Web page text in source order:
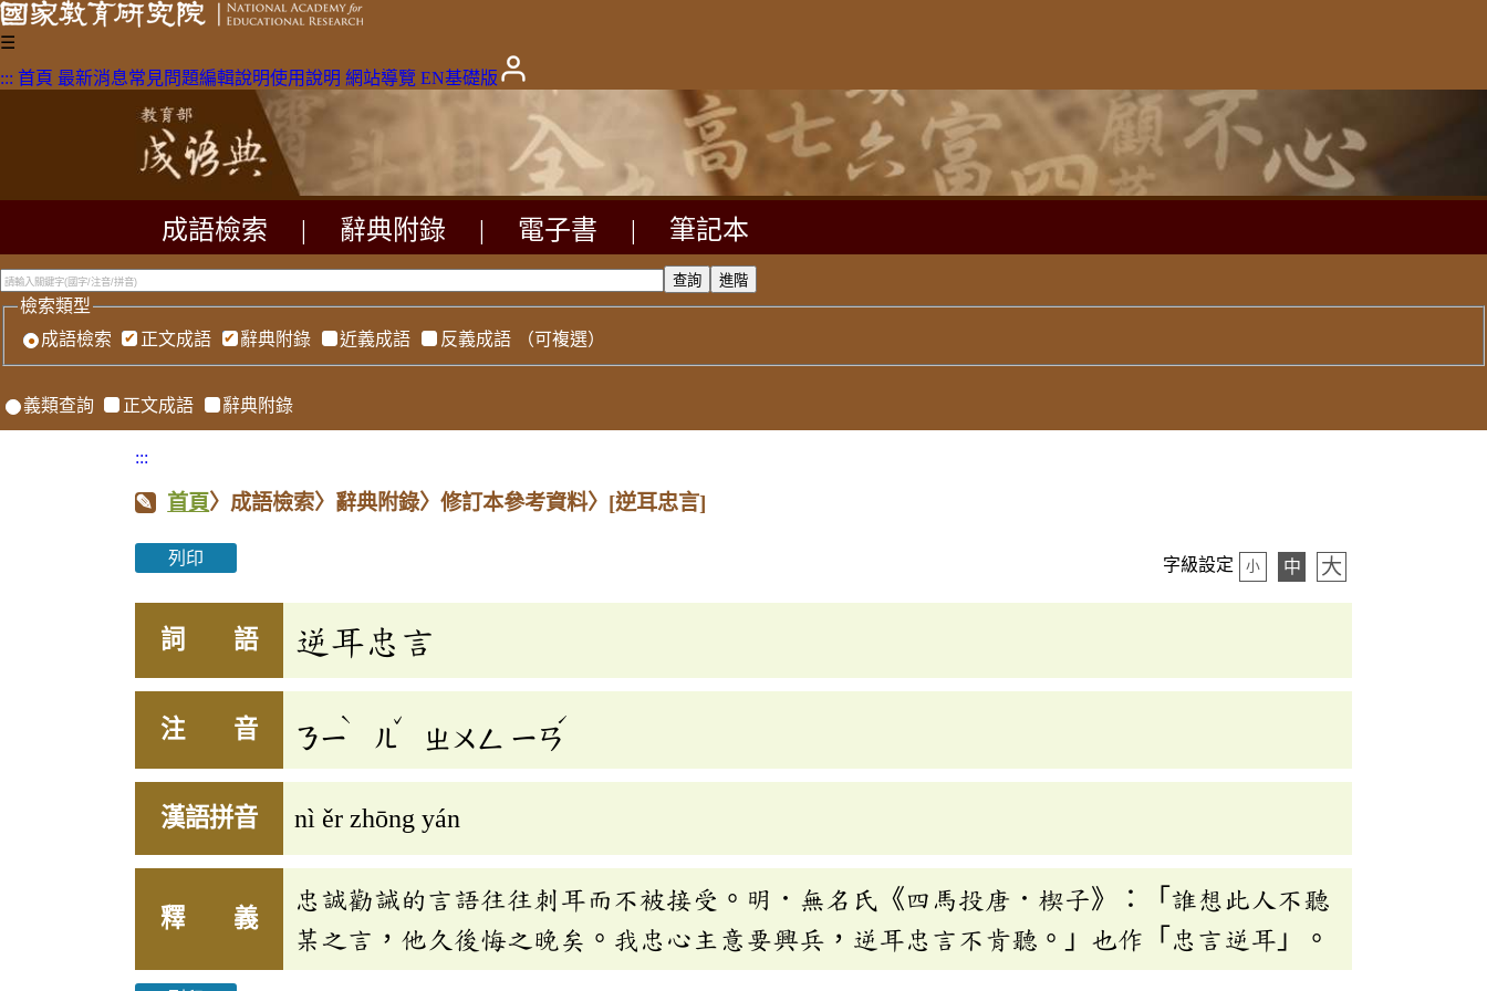
☰
::: 首頁 最新消息常見問題編輯說明使用說明 網站導覽 EN基礎版
成語檢索 辭典附錄 電子書 筆記本
檢索類型
成語檢索
正文成語 辭典附錄 近義成語 反義成語 （可複選）
義類查詢 正文成語 辭典附錄
:::
首頁〉成語檢索〉辭典附錄〉修訂本參考資料〉 [逆耳忠言]
列印 字級設定 小 中 大
詞 語 逆耳忠言
注 音 ㄋㄧ
ˋ
ㄦ
ˇ
ㄓㄨㄥ ㄧㄢ
ˊ
漢語拼音 nì ěr zhōng yán
釋 義
忠誠勸誡的言語往往刺耳而不被接受。明．無名氏《四馬投唐．楔子》：「誰想此人不聽
某之言，他久後悔之晚矣。我忠心主意要興兵，逆耳忠言不肯聽。」也作「忠言逆耳」。